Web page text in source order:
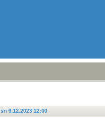
sri 6.12.2023 12:00